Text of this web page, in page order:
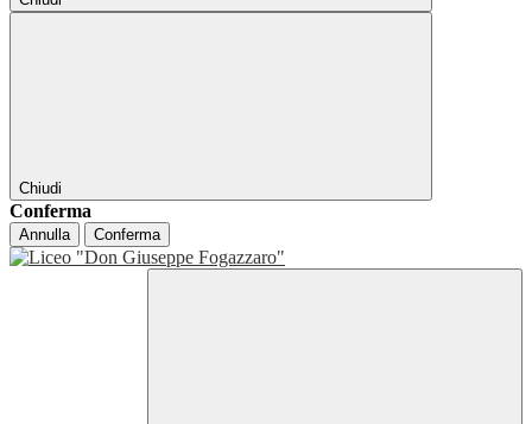
Chiudi
Conferma
Annulla Conferma